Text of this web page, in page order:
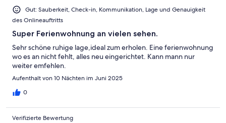
Gut: Sauberkeit, Check-in, Kommunikation, Lage und Genauigkeit
des Onlineauftritts
Super Ferienwohnung an vielen sehen.
Sehr schöne ruhige lage,ideal zum erholen. Eine ferienwohnung
wo es an nicht fehlt, alles neu eingerichtet. Kann mann nur
weiter emfehlen.
Aufenthalt von 10 Nächten im Juni 2025
0
Verifizierte Bewertung